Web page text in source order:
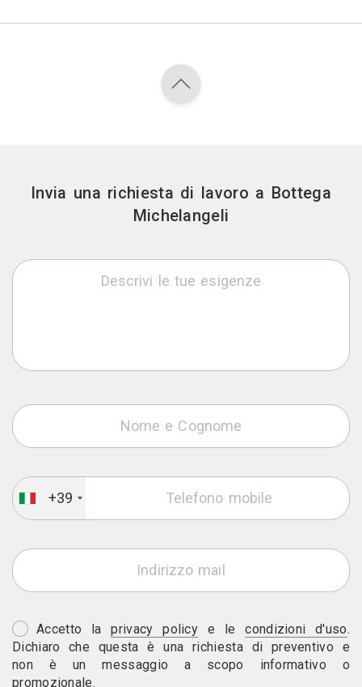
Invia una richiesta di lavoro a Bottega
Michelangeli
+39
Accetto laprivacy policy e lecondizioni d'uso.
Dichiaro che questa è una richiesta di preventivo e
non è un messaggio a scopo informativo o
promozionale.